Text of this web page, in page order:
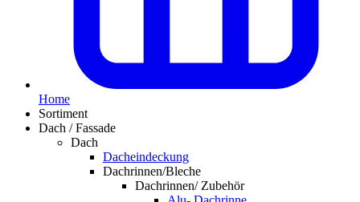
Home
Sortiment
Dach / Fassade
Dach
Dacheindeckung
Dachrinnen/Bleche
Dachrinnen/ Zubehör